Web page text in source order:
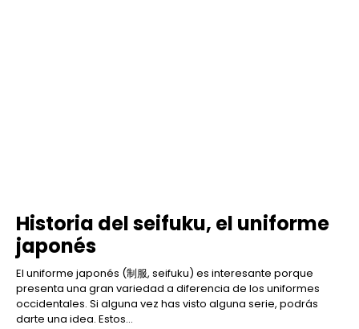
Historia del seifuku, el uniforme
japonés
El uniforme japonés (制服, seifuku) es interesante porque
presenta una gran variedad a diferencia de los uniformes
occidentales. Si alguna vez has visto alguna serie, podrás
darte una idea. Estos...